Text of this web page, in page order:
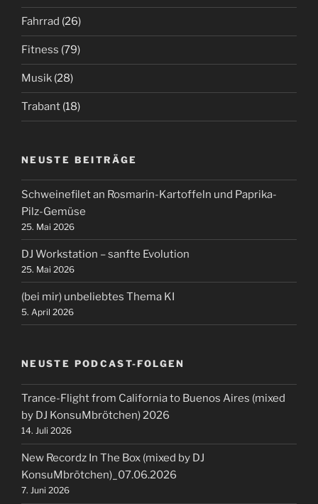
Fahrrad (26)
Fitness (79)
Musik (28)
Trabant (18)
NEUSTE BEITRÄGE
Schweinefilet an Rosmarin-Kartoffeln und Paprika-
Pilz-Gemüse
25. Mai 2026
DJ Workstation – sanfte Evolution
25. Mai 2026
(bei mir) unbeliebtes Thema KI
5. April 2026
NEUSTE PODCAST-FOLGEN
Trance-Flight from California to Buenos Aires (mixed
by DJ KonsuMbrötchen) 2026
14. Juli 2026
New Recordz In The Box (mixed by DJ
KonsuMbrötchen)_07.06.2026
7. Juni 2026